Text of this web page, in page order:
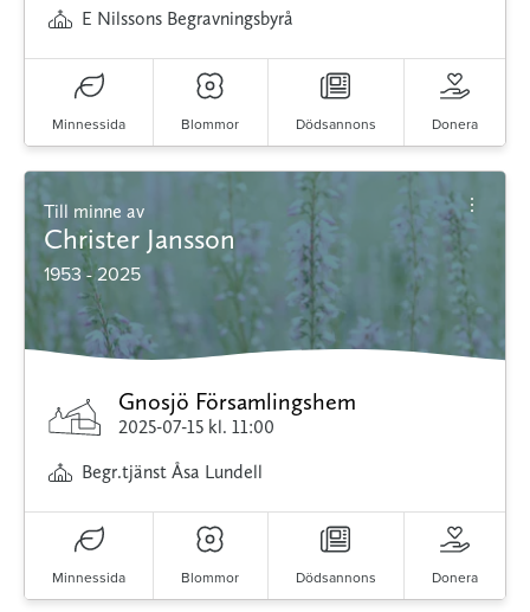
E Nilssons Begravningsbyrå
Minnessida Blommor Dödsannons Donera
Till minne av
Christer Jansson
1953 - 2025
Gnosjö Församlingshem
2025-07-15 kl. 11:00
Begr.tjänst Åsa Lundell
Minnessida Blommor Dödsannons Donera